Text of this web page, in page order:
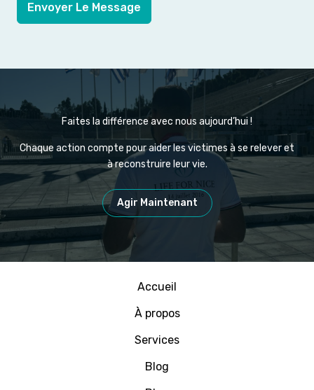
Envoyer Le Message
Faites la différence avec nous aujourd’hui !
Chaque action compte pour aider les victimes à se relever et
à reconstruire leur vie.
Agir Maintenant
Accueil
À propos
Services
Blog